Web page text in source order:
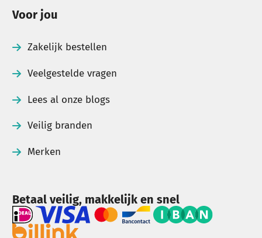
Voor jou
Zakelijk bestellen
Veelgestelde vragen
Lees al onze blogs
Veilig branden
Merken
Betaal veilig, makkelijk en snel